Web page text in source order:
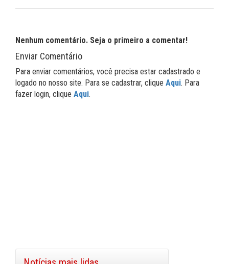
Nenhum comentário. Seja o primeiro a comentar!
Enviar Comentário
Para enviar comentários, você precisa estar cadastrado e
logado no nosso site. Para se cadastrar, clique Aqui. Para
fazer login, clique Aqui.